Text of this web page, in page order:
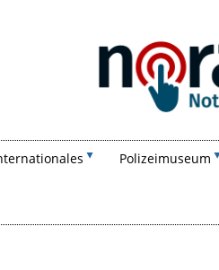
Polizeimuseum